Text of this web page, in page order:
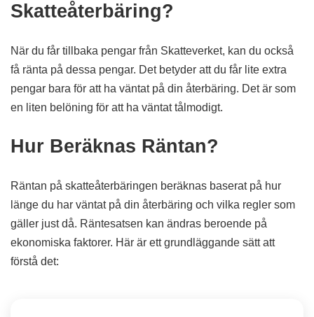
Skatteåterbäring?
När du får tillbaka pengar från Skatteverket, kan du också
få ränta på dessa pengar. Det betyder att du får lite extra
pengar bara för att ha väntat på din återbäring. Det är som
en liten belöning för att ha väntat tålmodigt.
Hur Beräknas Räntan?
Räntan på skatteåterbäringen beräknas baserat på hur
länge du har väntat på din återbäring och vilka regler som
gäller just då. Räntesatsen kan ändras beroende på
ekonomiska faktorer. Här är ett grundläggande sätt att
förstå det: